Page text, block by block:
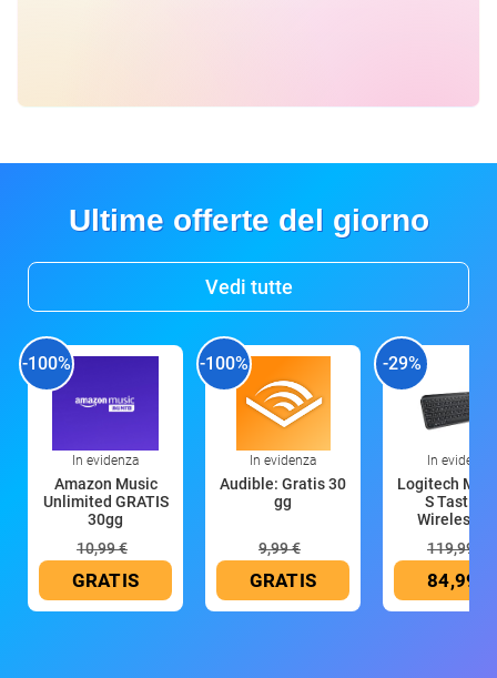
Ultime offerte del giorno
Vedi tutte
-100%
In evidenza
Amazon Music
Unlimited GRATIS
30gg
10,99 €
GRATIS
-100%
In evidenza
Audible: Gratis 30
gg
9,99 €
GRATIS
-29%
In evidenza
Logitech MX
S Tastiera
Wireless
119,99 €
84,99 €